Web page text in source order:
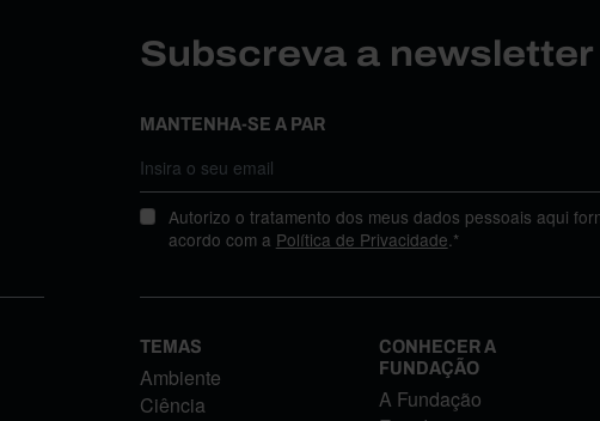
Subscreva a
MANTENHA-SE A PAR
Autorizo o tratamento dos meus dados pessoais aqui
acordo com a Política de Privacidade.*
TEMAS
Ambiente
Ciência
CONHECER A
FUNDAÇÃO
A Fundação